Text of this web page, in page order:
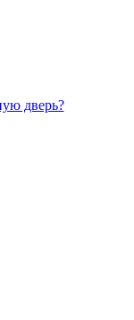
дверь?